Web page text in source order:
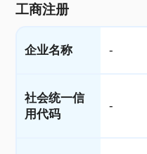
工商注册
企业名称 -
社会统一信
用代码
-